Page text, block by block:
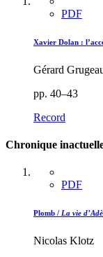
PDF
Xavier Dolan :
Gérard
pp. 40–43
Record
Chronique
PDF
Plomb / La vie
Nicolas Klotz